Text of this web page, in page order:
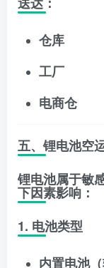
仓库
工厂
电商仓
五、锂电池空
锂电池属于敏
下因素影响：
1. 电池类型
内置电池（